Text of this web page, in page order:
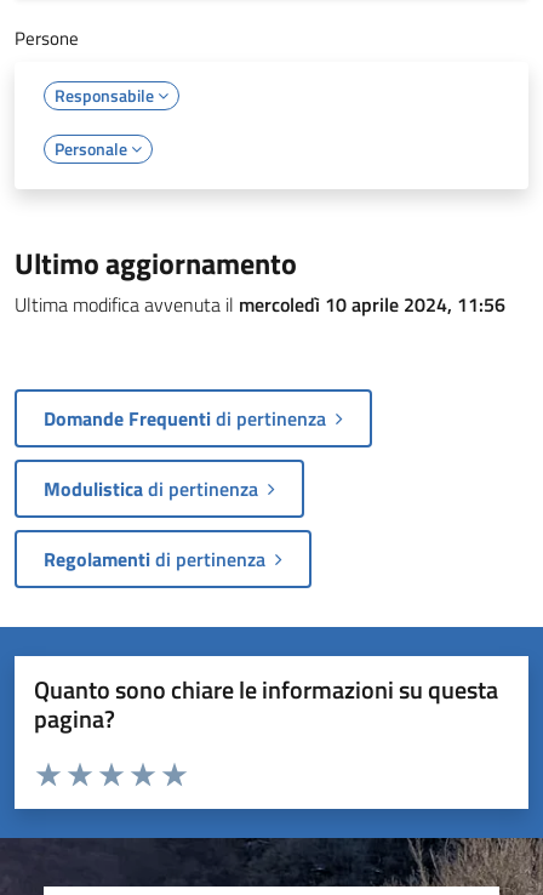
Persone
Responsabile
Personale
Ultimo aggiornamento
Ultima modifica avvenuta il mercoledì 10 aprile 2024, 11:56
Domande Frequentidi pertinenza
Modulisticadi pertinenza
Regolamentidi pertinenza
Quanto sono chiare le informazioni su questa
pagina?
Valuta da 1 a 5 stelle la pagina
Valuta 5 stelle su 5
Valuta 4 stelle su 5
Valuta 3 stelle su 5
Valuta 2 stelle su 5
Valuta 1 stelle su 5